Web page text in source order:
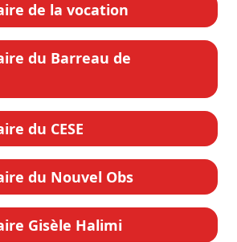
de la vocation
du Barreau de
du CESE
du Nouvel Obs
Gisèle Halimi